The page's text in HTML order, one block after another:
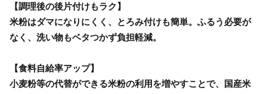
【調理後の後片付けもラク】
米粉はダマになりにくく、とろみ付けも簡単。ふるう必要が
なく、洗い物もベタつかず負担軽減。
【食料自給率アップ】
小麦粉等の代替ができる米粉の利用を増やすことで、国産米